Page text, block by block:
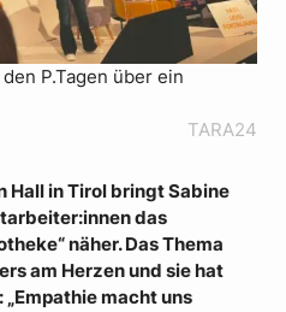
P.Tagen über ein
TARA24
Hall in Tirol bringt Sabine
das
näher. Das Thema
am Herzen und sie hat
macht uns